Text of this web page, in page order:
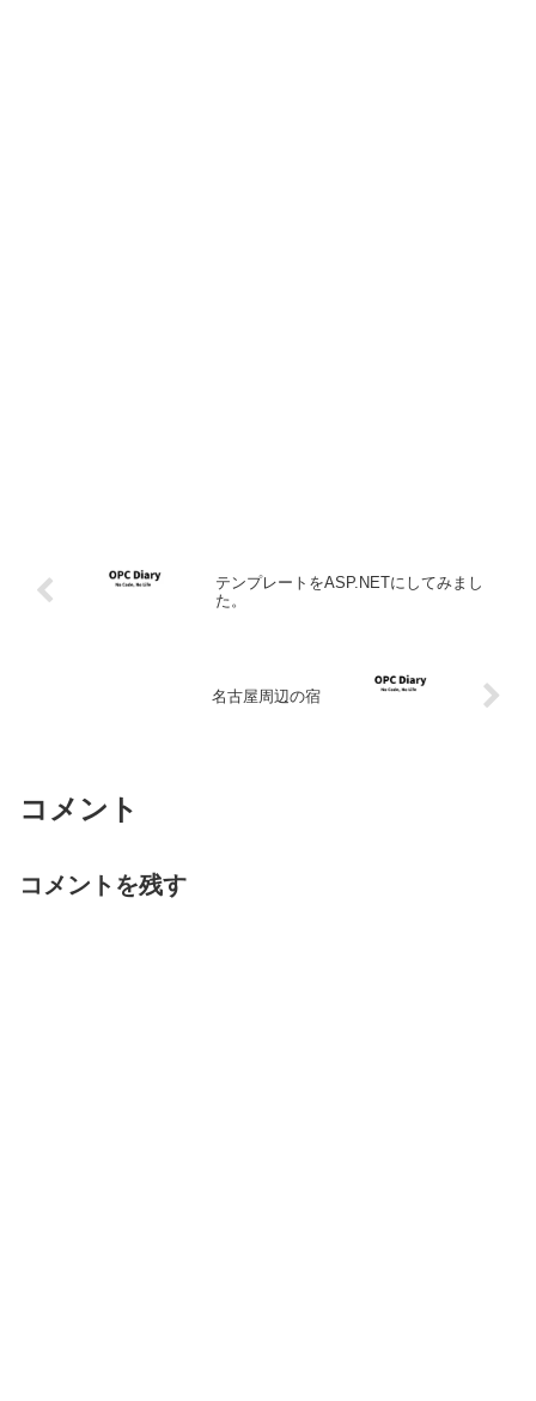
テンプレートをASP.NETにしてみまし
た。
名古屋周辺の宿
コメント
コメントを残す